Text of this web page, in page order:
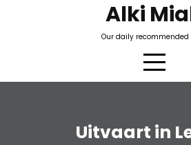
Alki
Our daily recommended
Uitvaart in